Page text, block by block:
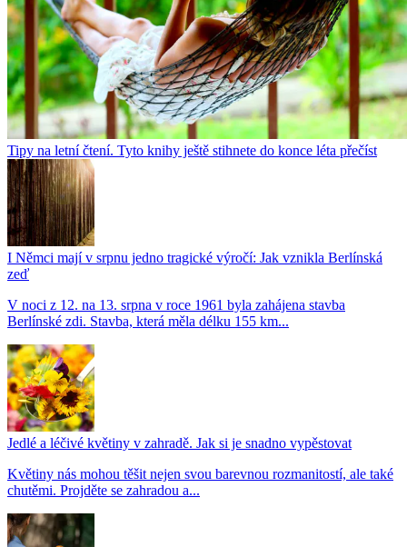
Tipy na letní čtení. Tyto knihy ještě stihnete do konce léta přečíst
I Němci mají v srpnu jedno tragické výročí: Jak vznikla Berlínská
zeď
V noci z 12. na 13. srpna v roce 1961 byla zahájena stavba
Berlínské zdi. Stavba, která měla délku 155 km...
Jedlé a léčivé květiny v zahradě. Jak si je snadno vypěstovat
Květiny nás mohou těšit nejen svou barevnou rozmanitostí, ale také
chutěmi. Projděte se zahradou a...